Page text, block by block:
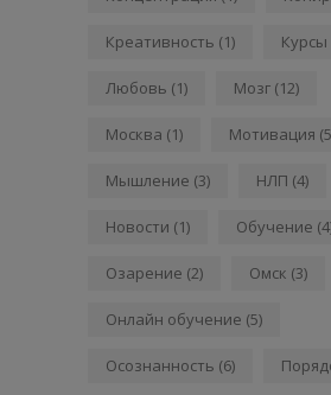
Креативность (1) Курсы
Любовь (1) Мозг (12)
Москва (1) Мотивация
Мышление (3) НЛП (4)
Новости (1) Обучение
Озарение (2) Омск (3)
Онлайн обучение (5)
Осознанность (6)